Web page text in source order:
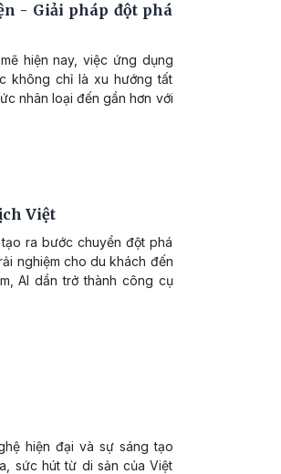
- Giải pháp đột phá
hiện nay, việc ứng dụng
không chỉ là xu hướng tất
nhân loại đến gần hơn với
Việt
ra bước chuyển đột phá
nghiệm cho du khách đến
AI dần trở thành công cụ
hiện đại và sự sáng tạo
sức hút từ di sản của Việt